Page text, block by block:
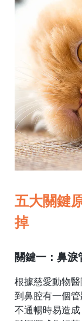
五大關鍵
掉
關鍵一：鼻
根據慈愛動物醫
到鼻腔有一個
不通暢時易造